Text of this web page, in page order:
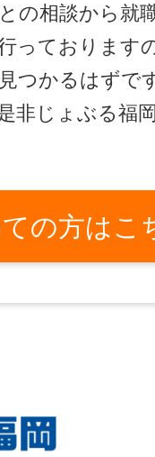
の相談から就
っております
つかるはずで
非じょぶる福
の方はこ